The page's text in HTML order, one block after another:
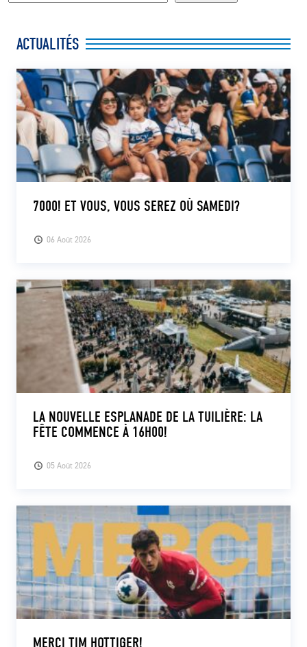
ACTUALITÉS
06 Août 2026
7000! ET VOUS, VOUS SEREZ OÙ SAMEDI?
05 Août 2026
LA NOUVELLE ESPLANADE DE LA TUILIÈRE: LA
FÊTE COMMENCE À 16H00!
MERCI TIM HOTTIGER!